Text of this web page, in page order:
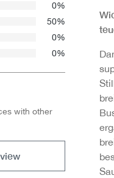
0%
50%
0%
0%
with other